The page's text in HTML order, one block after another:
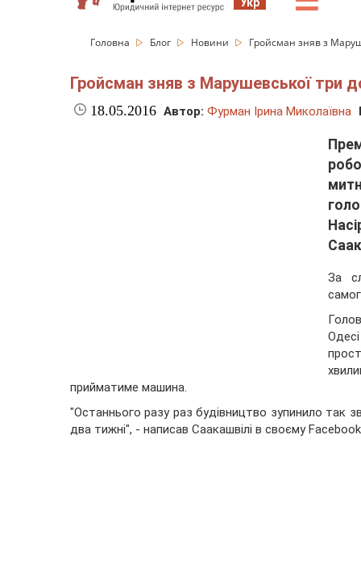
Головна Блог Новини Гройсман зняв з
Гройсман зняв з Марушевської три
18.05.2016 Автор: Фурман Ірина Миколаївна
За
прийматиме машина.
"Останнього разу раз будівництво зупинило так
два тижні", - написав Саакашвілі в своєму